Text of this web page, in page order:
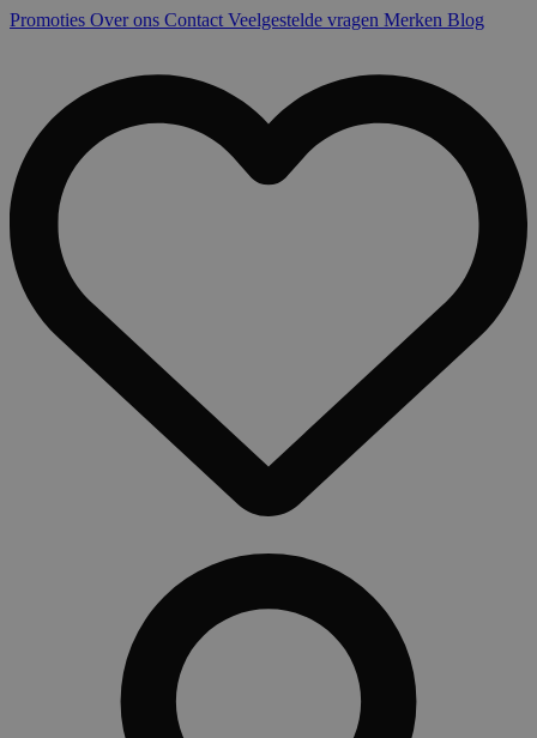
Promoties Over ons Contact Veelgestelde vragen Merken Blog